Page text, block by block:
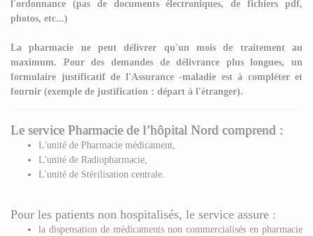
l'ordonnance (pas de documents électroniques, de fichiers pdf,
photos, etc...)
La pharmacie ne peut délivrer qu'un mois de traitement au
maximum. Pour des demandes de délivrance plus longues, un
formulaire justificatif de l'Assurance -maladie est à compléter et
fournir (exemple de justification : départ à l'étranger).
Le service Pharmacie de l’hôpital Nord comprend :
L'unité de Pharmacie médicament,
L'unité de Radiopharmacie,
L'unité de Stérilisation centrale.
Pour les patients non hospitalisés, le service assure :
la dispensation de médicaments non commercialisés en pharmacie